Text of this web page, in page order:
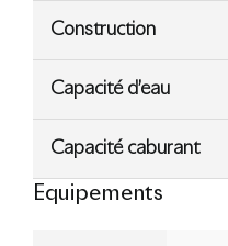
Construction
Capacité d’eau
Capacité caburant
Equipements